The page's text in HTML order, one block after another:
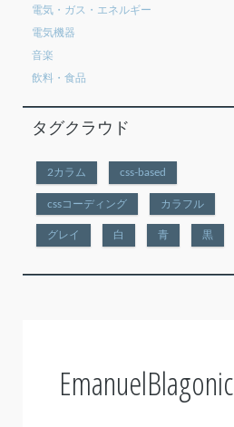
電気・ガス・エネルギー
電気機器
音楽
飲料・食品
タグクラウド
2カラム css-based
cssコーディング カラフル
グレイ 白 青 黒
EmanuelBlagonic